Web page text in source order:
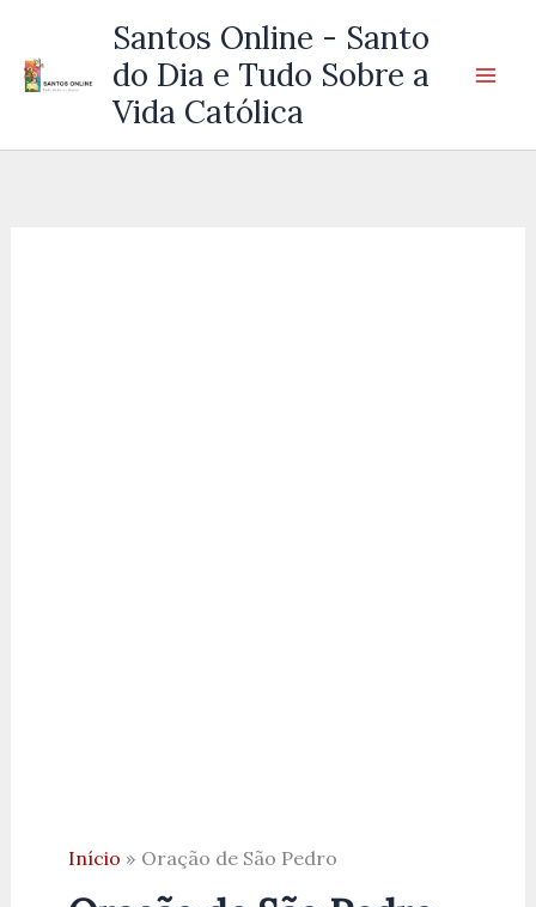
Santos Online - Santo
do Dia e Tudo Sobre a
Vida Católica
Início Oração de São Pedro